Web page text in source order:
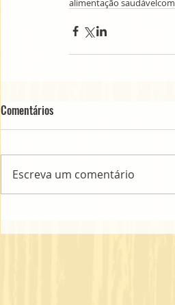
alimentação saudável
Comentários
Escreva um comentário